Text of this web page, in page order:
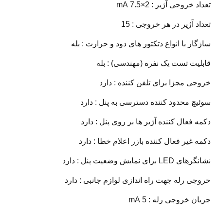
تعداد خروجی آژیر : 2×7.5 mA
تعداد آژیر در هر خروجی : 15
سازگار با انواع دتکتور های دود و حرارت : بله
قابلیت تست یک نفره (مهندسی) : بله
خروجی مجزا برای تلفن کننده : دارد
سوئیچ محدود کننده دسترسی به پنل : دارد
دکمه فعال کننده آژیر ها بر روی پنل : دارد
دکمه غیر فعال کننده بازر اعلام خطا : دارد
نشانگرهای LED برای نمایش وضعیت پنل : دارد
خروجی رله جهت راه اندازی لوازم جانبی : دارد
جریان خروجی رله : 5 mA